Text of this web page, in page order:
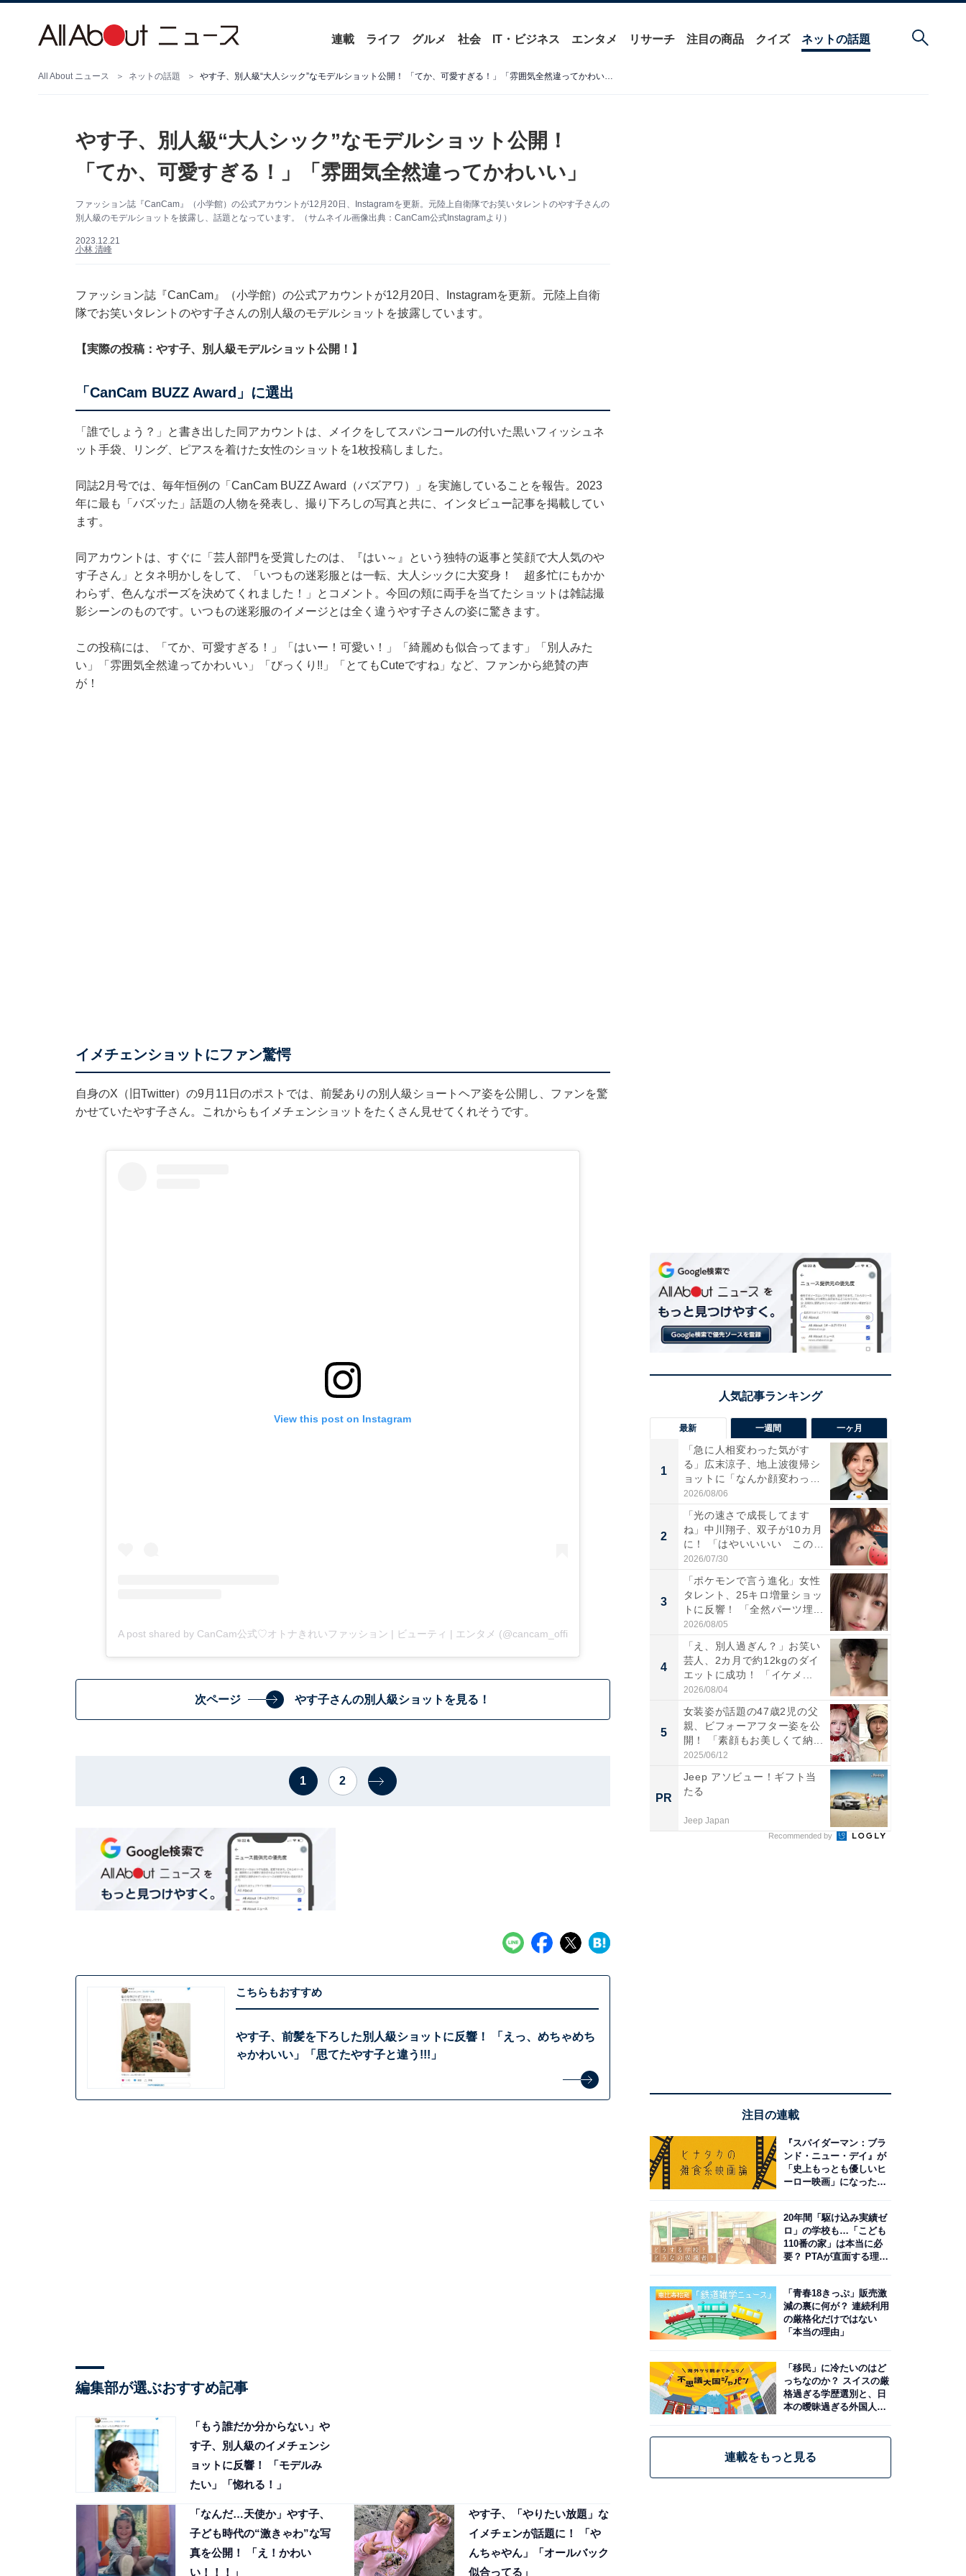
連載 ライフ グルメ 社会 IT・ビジネス エンタメ リサーチ 注目の商品 クイズ ネットの話題
All About ニュース ネットの話題 やす子、別人級“大人シック”なモデルショット公開！ 「てか、可愛すぎる！」「雰囲気全然違ってかわいい」
やす子、別人級“大人シック”なモデルショット公開！
「てか、可愛すぎる！」「雰囲気全然違ってかわいい」
ファッション誌『CanCam』（小学館）の公式アカウントが12月20日、Instagramを更新。元陸上自衛隊でお笑いタレントのやす子さんの
別人級のモデルショットを披露し、話題となっています。（サムネイル画像出典：CanCam公式Instagramより）
2023.12.21
小林 清峰
ファッション誌『CanCam』（小学館）の公式アカウントが12月20日、Instagramを更新。元陸上自衛
隊でお笑いタレントのやす子さんの別人級のモデルショットを披露しています。
【実際の投稿：やす子、別人級モデルショット公開！】
「CanCam BUZZ Award」に選出
「誰でしょう？」と書き出した同アカウントは、メイクをしてスパンコールの付いた黒いフィッシュネ
ット手袋、リング、ピアスを着けた女性のショットを1枚投稿しました。
同誌2月号では、毎年恒例の「CanCam BUZZ Award（バズアワ）」を実施していることを報告。2023
年に最も「バズッた」話題の人物を発表し、撮り下ろしの写真と共に、インタビュー記事を掲載してい
ます。
同アカウントは、すぐに「芸人部門を受賞したのは、『はい～』という独特の返事と笑顔で大人気のや
す子さん」とタネ明かしをして、「いつもの迷彩服とは一転、大人シックに大変身！ 超多忙にもかか
わらず、色んなポーズを決めてくれました！」とコメント。今回の頬に両手を当てたショットは雑誌撮
影シーンのものです。いつもの迷彩服のイメージとは全く違うやす子さんの姿に驚きます。
この投稿には、「てか、可愛すぎる！」「はいー！可愛い！」「綺麗めも似合ってます」「別人みた
い」「雰囲気全然違ってかわいい」「びっくり!!」「とてもCuteですね」など、ファンから絶賛の声
が！
イメチェンショットにファン驚愕
自身のX（旧Twitter）の9月11日のポストでは、前髪ありの別人級ショートヘア姿を公開し、ファンを驚
かせていたやす子さん。これからもイメチェンショットをたくさん見せてくれそうです。
View this post on Instagram
A post shared by CanCam公式♡オトナきれいファッション | ビューティ | エンタメ (@cancam_official)
次ページ やす子さんの別人級ショットを見る！
1 2
こちらもおすすめ
やす子、前髪を下ろした別人級ショットに反響！ 「えっ、めちゃめち
ゃかわいい」「思てたやす子と違う!!!」
編集部が選ぶおすすめ記事
「もう誰だか分からない」や
す子、別人級のイメチェンシ
ョットに反響！ 「モデルみ
たい」「惚れる！」
「なんだ…天使か」やす子、
子ども時代の“激きゃわ”な写
真を公開！ 「え！かわい
い！！！」
やす子、「やりたい放題」な
イメチェンが話題に！ 「や
んちゃやん」「オールバック
似合ってる」
最新 一週間 一ヶ月
1
「急に人相変わった気がす
る」広末涼子、地上波復帰シ
ョットに「なんか顔変わっ
た」の...
2026/08/06
2
「光の速さで成長してます
ね」中川翔子、双子が10カ月
に！ 「はやいいいい この
前...
2026/07/30
3
「ポケモンで言う進化」女性
タレント、25キロ増量ショッ
トに反響！ 「全然パーツ埋...
2026/08/05
4
「え、別人過ぎん？」お笑い
芸人、2カ月で約12kgのダイ
エットに成功！ 「イケメ...
2026/08/04
5
女装姿が話題の47歳2児の父
親、ビフォーアフター姿を公
開！ 「素顔もお美しくて納...
2025/06/12
PR
Jeep アソビュー！ギフト当
たる
Jeep Japan
Recommended by
注目の連載
『スパイダーマン：ブラ
ンド・ニュー・デイ』が
「史上もっとも優しいヒ
ーロー映画」になった理
20年間「駆け込み実績ゼ
ロ」の学校も…「こども
110番の家」は本当に必
要？ PTAが直面する理想
「青春18きっぷ」販売激
減の裏に何が？ 連続利用
の厳格化だけではない
「本当の理由」
「移民」に冷たいのはど
っちなのか？ スイスの厳
格過ぎる学歴選別と、日
本の曖昧過ぎる外国人政
連載をもっと見る